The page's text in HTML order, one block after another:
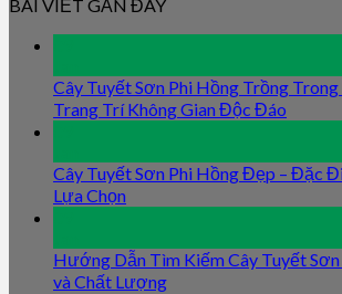
BÀI VIẾT GẦN ĐÂY
Cây Tuyết Sơn Phi Hồng Trồng Trong
Trang Trí Không Gian Độc Đáo
Cây Tuyết Sơn Phi Hồng Đẹp – Đặc
Lựa Chọn
Hướng Dẫn Tìm Kiếm Cây Tuyết Sơn
và Chất Lượng